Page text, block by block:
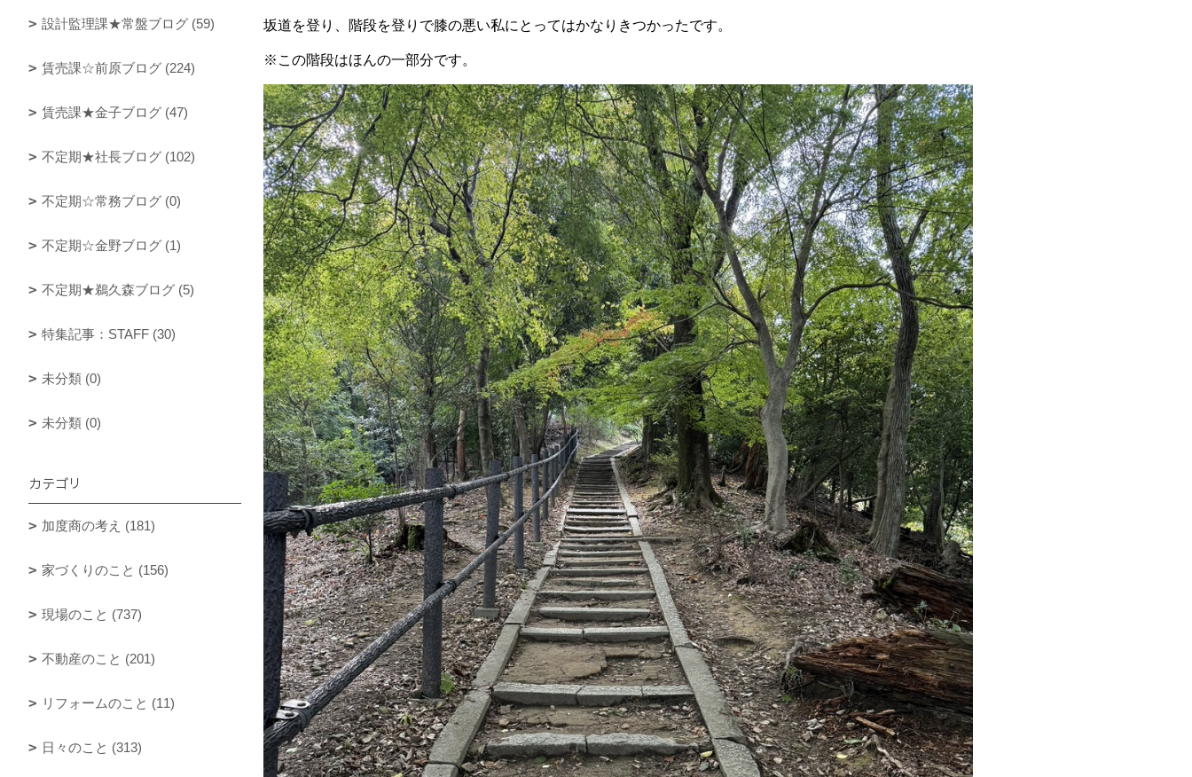
坂道を登り、階段を登りで膝の悪い私にとってはかなりきつかったです。
※この階段はほんの一部分です。
設計監理課★常盤ブログ (59)
賃売課☆前原ブログ (224)
賃売課★金子ブログ (47)
不定期★社長ブログ (102)
不定期☆常務ブログ (0)
不定期☆金野ブログ (1)
不定期★鵜久森ブログ (5)
特集記事：STAFF (30)
未分類 (0)
未分類 (0)
カテゴリ
加度商の考え (181)
家づくりのこと (156)
現場のこと (737)
不動産のこと (201)
リフォームのこと (11)
日々のこと (313)